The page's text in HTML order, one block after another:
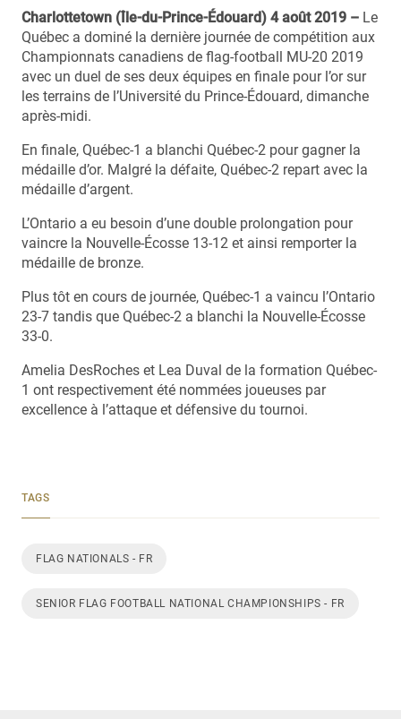
Charlottetown (Île-du-Prince-Édouard) 4 août 2019 – Le
Québec a dominé la dernière journée de compétition aux
Championnats canadiens de flag-football MU-20 2019
avec un duel de ses deux équipes en finale pour l’or sur
les terrains de l’Université du Prince-Édouard, dimanche
après-midi.
En finale, Québec-1 a blanchi Québec-2 pour gagner la
médaille d’or. Malgré la défaite, Québec-2 repart avec la
médaille d’argent.
L’Ontario a eu besoin d’une double prolongation pour
vaincre la Nouvelle-Écosse 13-12 et ainsi remporter la
médaille de bronze.
Plus tôt en cours de journée, Québec-1 a vaincu l’Ontario
23-7 tandis que Québec-2 a blanchi la Nouvelle-Écosse
33-0.
Amelia DesRoches et Lea Duval de la formation Québec-
1 ont respectivement été nommées joueuses par
excellence à l’attaque et défensive du tournoi.
TAGS
FLAG NATIONALS - FR
SENIOR FLAG FOOTBALL NATIONAL CHAMPIONSHIPS - FR